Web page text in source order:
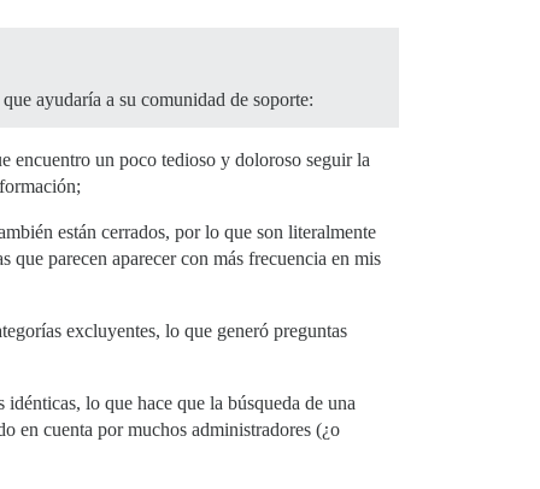
ayudaría a su comunidad de soporte:
encuentro un poco tedioso y doloroso seguir la
están cerrados, por lo que son literalmente
parecen aparecer con más frecuencia en mis
excluyentes, lo que generó preguntas
lo que hace que la búsqueda de una
en cuenta por muchos administradores (¿o